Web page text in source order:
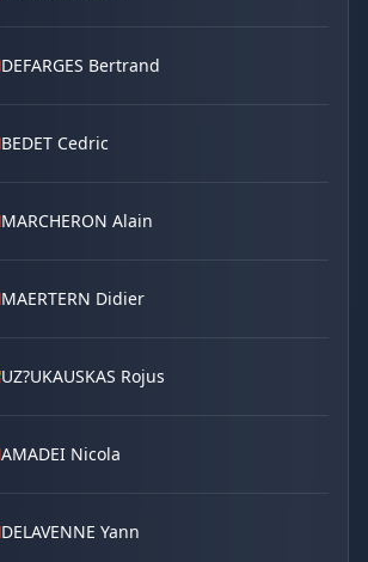
DEFARGES Bertrand
BEDET Cedric
MARCHERON Alain
MAERTERN Didier
UZ?UKAUSKAS Rojus
AMADEI Nicola
DELAVENNE Yann